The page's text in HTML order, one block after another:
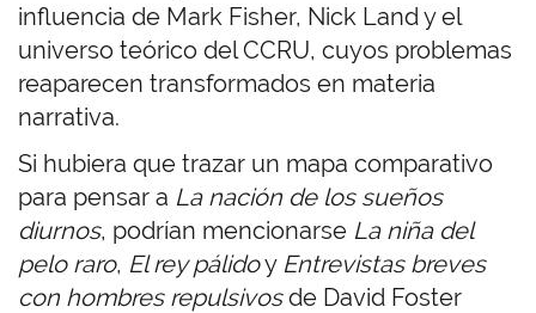
influencia de Mark Fisher, Nick Land y el
universo teórico del CCRU, cuyos problemas
reaparecen transformados en materia
narrativa.
Si hubiera que trazar un mapa comparativo
para pensar a La nación de los sueños
diurnos, podrían mencionarse La niña del
pelo raro, El rey pálidoy Entrevistas breves
con hombres repulsivosde David Foster